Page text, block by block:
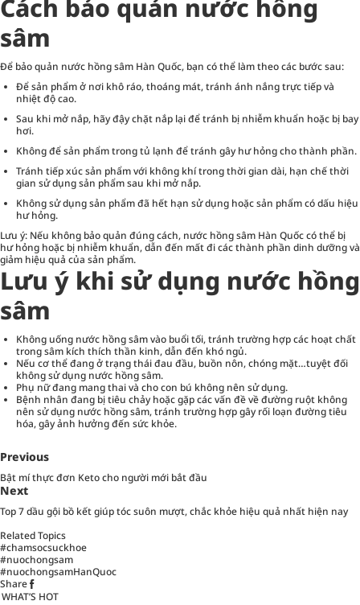
Cách bảo quản nước hồng
sâm
Để bảo quản nước hồng sâm Hàn Quốc, bạn có thể làm theo các bước sau:
Để sản phẩm ở nơi khô ráo, thoáng mát, tránh ánh nắng trực tiếp và
nhiệt độ cao.
Sau khi mở nắp, hãy đậy chặt nắp lại để tránh bị nhiễm khuẩn hoặc bị bay
hơi.
Không để sản phẩm trong tủ lạnh để tránh gây hư hỏng cho thành phần.
Tránh tiếp xúc sản phẩm với không khí trong thời gian dài, hạn chế thời
gian sử dụng sản phẩm sau khi mở nắp.
Không sử dụng sản phẩm đã hết hạn sử dụng hoặc sản phẩm có dấu hiệu
hư hỏng.
Lưu ý: Nếu không bảo quản đúng cách, nước hồng sâm Hàn Quốc có thể bị
hư hỏng hoặc bị nhiễm khuẩn, dẫn đến mất đi các thành phần dinh dưỡng và
giảm hiệu quả của sản phẩm.
Lưu ý khi sử dụng nước hồng
sâm
Không uống nước hồng sâm vào buổi tối, tránh trường hợp các hoạt chất
trong sâm kích thích thần kinh, dẫn đến khó ngủ.
Nếu cơ thể đang ở trạng thái đau đầu, buồn nôn, chóng mặt…tuyệt đối
không sử dụng nước hồng sâm.
Phụ nữ đang mang thai và cho con bú không nên sử dụng.
Bệnh nhân đang bị tiêu chảy hoặc gặp các vấn đề về đường ruột không
nên sử dụng nước hồng sâm, tránh trường hợp gây rối loạn đường tiêu
hóa, gây ảnh hưởng đến sức khỏe.
Previous
Bật mí thực đơn Keto cho người mới bắt đầu
Next
Top 7 dầu gội bồ kết giúp tóc suôn mượt, chắc khỏe hiệu quả nhất hiện nay
Related Topics
#chamsocsuckhoe
#nuochongsam
#nuochongsamHanQuoc
Share
WHAT’S HOT